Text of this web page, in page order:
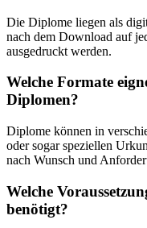
Die Diplome liegen als
nach dem Download auf
ausgedruckt werden.
Welche Formate
Diplomen?
Diplome können in
oder sogar speziellen
nach Wunsch und
Welche
benötigt?